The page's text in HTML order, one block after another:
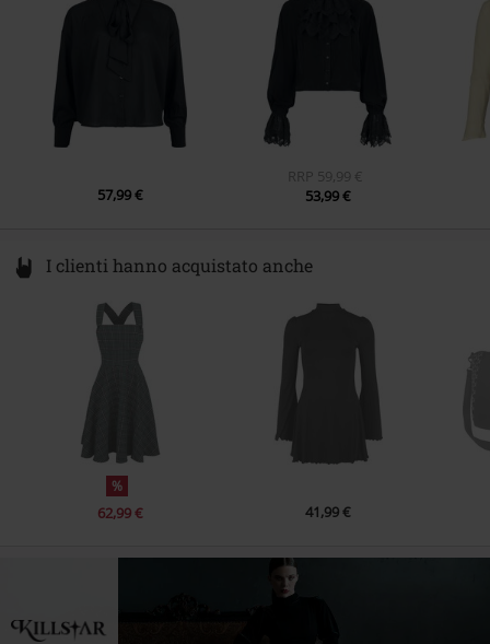
eu@killstar.com
57,99 €
RRP 59,99 €
53,99 €
I clienti hanno acquistato anche
%
62,99 € 41,99 €